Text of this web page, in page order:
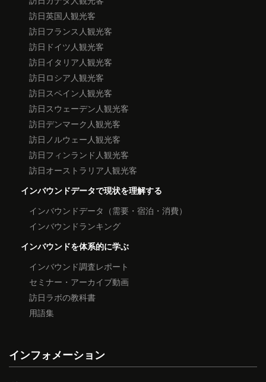
訪日英国人観光客
訪日フランス人観光客
訪日ドイツ人観光客
訪日イタリア人観光客
訪日ロシア人観光客
訪日スペイン人観光客
訪日スウェーデン人観光客
訪日デンマーク人観光客
訪日ノルウェー人観光客
訪日フィンランド人観光客
訪日オーストラリア人観光客
インバウンドデータで現状を理解する
インバウンドデータ（需要・宿泊・消費）
インバウンドランキング
インバウンドを体系的に学ぶ
インバウンド調査レポート
セミナー・アーカイブ動画
訪日ラボの教科書
用語集
インフォメーション